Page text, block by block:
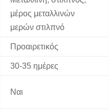
μέρος μεταλλινών
μερών στιλπνό
Προαιρετικός
30-35 ημέρες
Ναι